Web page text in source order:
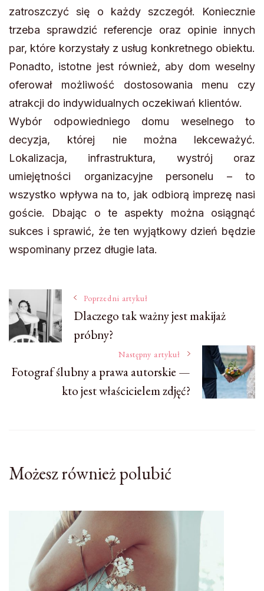
zatroszczyć się o każdy szczegół. Koniecznie
trzeba sprawdzić referencje oraz opinie innych
par, które korzystały z usług konkretnego obiektu.
Ponadto, istotne jest również, aby dom weselny
oferował możliwość dostosowania menu czy
atrakcji do indywidualnych oczekiwań klientów.
Wybór odpowiedniego domu weselnego to
decyzja, której nie można lekceważyć.
Lokalizacja, infrastruktura, wystrój oraz
umiejętności organizacyjne personelu – to
wszystko wpływa na to, jak odbiorą imprezę nasi
goście. Dbając o te aspekty można osiągnąć
sukces i sprawić, że ten wyjątkowy dzień będzie
wspominany przez długie lata.
Nawigacja
wpisu
Poprzedni artykuł
Dlaczego tak ważny jest makijaż
próbny?
Następny artykuł
Fotograf ślubny a prawa autorskie —
kto jest właścicielem zdjęć?
Możesz również polubić